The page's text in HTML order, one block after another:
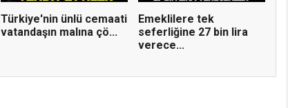
Türkiye'nin ünlü cemaati
vatandaşın malına çö...
Emeklilere tek
seferliğine 27 bin lira
verece...